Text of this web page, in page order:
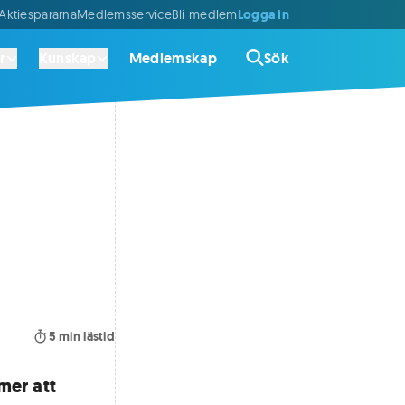
MedlemsserviceBli medlemLogga in
Medlemskap Sök
5 min lästid
att